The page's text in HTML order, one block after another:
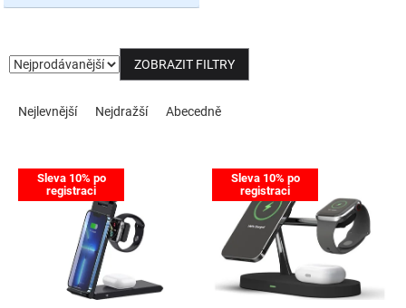
ZOBRAZIT FILTRY
Nejlevnější Nejdražší Abecedně
Výpis produktů
Sleva 10% po
registraci
Sleva 10% po
registraci